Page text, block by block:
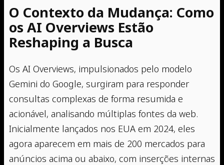
O Contexto da Mudança: Como
os AI Overviews Estão
Reshaping a Busca
Os AI Overviews, impulsionados pelo modelo
Gemini do Google, surgiram para responder
consultas complexas de forma resumida e
acionável, analisando múltiplas fontes da web.
Inicialmente lançados nos EUA em 2024, eles
agora aparecem em mais de 200 mercados para
anúncios acima ou abaixo, com inserções internas